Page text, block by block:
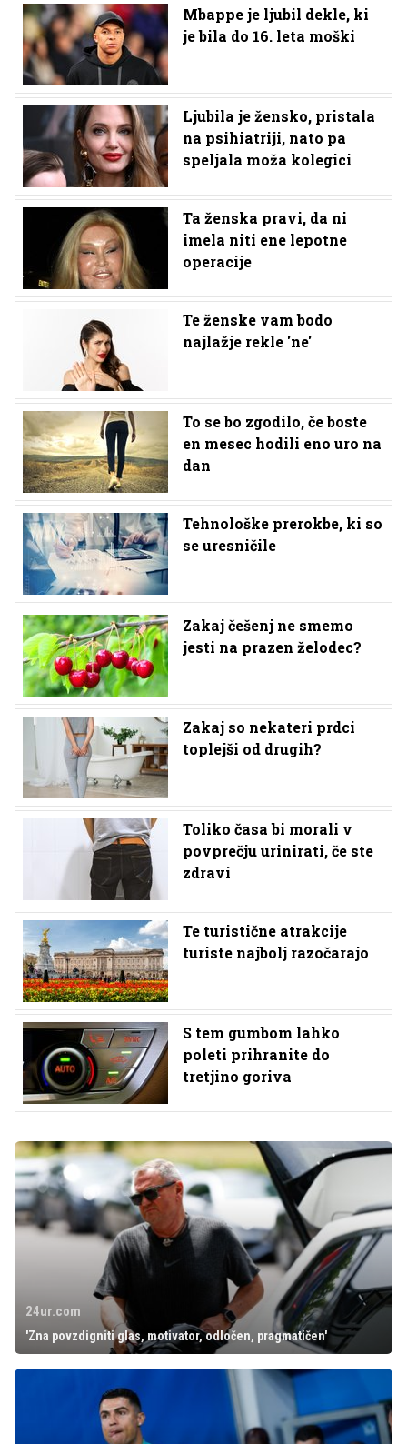
Mbappe je ljubil dekle, ki
je bila do 16. leta moški
Ljubila je žensko, pristala
na psihiatriji, nato pa
speljala moža kolegici
Ta ženska pravi, da ni
imela niti ene lepotne
operacije
Te ženske vam bodo
najlažje rekle 'ne'
To se bo zgodilo, če boste
en mesec hodili eno uro na
dan
Tehnološke prerokbe, ki so
se uresničile
Zakaj češenj ne smemo
jesti na prazen želodec?
Zakaj so nekateri prdci
toplejši od drugih?
Toliko časa bi morali v
povprečju urinirati, če ste
zdravi
Te turistične atrakcije
turiste najbolj razočarajo
S tem gumbom lahko
poleti prihranite do
tretjino goriva
24ur.com
'Zna povzdigniti glas, motivator, odločen, pragmatičen'